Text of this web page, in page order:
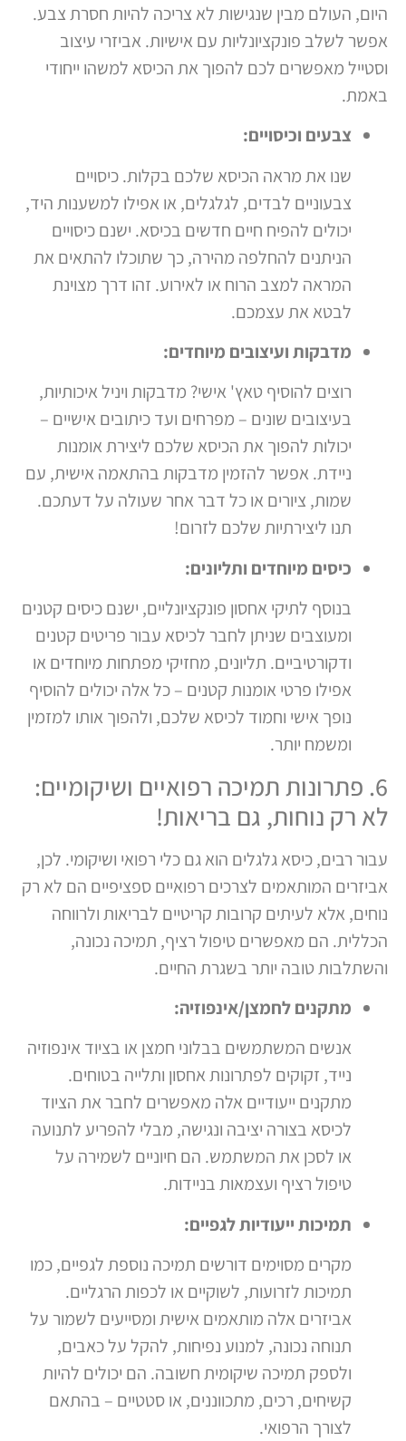
היום, העולם מבין שנגישות לא צריכה להיות חסרת צבע.
אפשר לשלב פונקציונליות עם אישיות. אביזרי עיצוב
וסטייל מאפשרים לכם להפוך את הכיסא למשהו ייחודי
באמת.
צבעים וכיסויים:
שנו את מראה הכיסא שלכם בקלות. כיסויים
צבעוניים לבדים, לגלגלים, או אפילו למשענות היד,
יכולים להפיח חיים חדשים בכיסא. ישנם כיסויים
הניתנים להחלפה מהירה, כך שתוכלו להתאים את
המראה למצב הרוח או לאירוע. זהו דרך מצוינת
לבטא את עצמכם.
מדבקות ועיצובים מיוחדים:
רוצים להוסיף טאץ' אישי? מדבקות ויניל איכותיות,
בעיצובים שונים – מפרחים ועד כיתובים אישיים –
יכולות להפוך את הכיסא שלכם ליצירת אומנות
ניידת. אפשר להזמין מדבקות בהתאמה אישית, עם
שמות, ציורים או כל דבר אחר שעולה על דעתכם.
תנו ליצירתיות שלכם לזרום!
כיסים מיוחדים ותליונים:
בנוסף לתיקי אחסון פונקציונליים, ישנם כיסים קטנים
ומעוצבים שניתן לחבר לכיסא עבור פריטים קטנים
ודקורטיביים. תליונים, מחזיקי מפתחות מיוחדים או
אפילו פרטי אומנות קטנים – כל אלה יכולים להוסיף
נופך אישי וחמוד לכיסא שלכם, ולהפוך אותו למזמין
ומשמח יותר.
6. פתרונות תמיכה רפואיים ושיקומיים:
לא רק נוחות, גם בריאות!
עבור רבים, כיסא גלגלים הוא גם כלי רפואי ושיקומי. לכן,
אביזרים המותאמים לצרכים רפואיים ספציפיים הם לא רק
נוחים, אלא לעיתים קרובות קריטיים לבריאות ולרווחה
הכללית. הם מאפשרים טיפול רציף, תמיכה נכונה,
והשתלבות טובה יותר בשגרת החיים.
מתקנים לחמצן/אינפוזיה:
אנשים המשתמשים בבלוני חמצן או בציוד אינפוזיה
נייד, זקוקים לפתרונות אחסון ותלייה בטוחים.
מתקנים ייעודיים אלה מאפשרים לחבר את הציוד
לכיסא בצורה יציבה ונגישה, מבלי להפריע לתנועה
או לסכן את המשתמש. הם חיוניים לשמירה על
טיפול רציף ועצמאות בניידות.
תמיכות ייעודיות לגפיים:
מקרים מסוימים דורשים תמיכה נוספת לגפיים, כמו
תמיכות לזרועות, לשוקיים או לכפות הרגליים.
אביזרים אלה מותאמים אישית ומסייעים לשמור על
תנוחה נכונה, למנוע נפיחות, להקל על כאבים,
ולספק תמיכה שיקומית חשובה. הם יכולים להיות
קשיחים, רכים, מתכווננים, או סטטיים – בהתאם
לצורך הרפואי.